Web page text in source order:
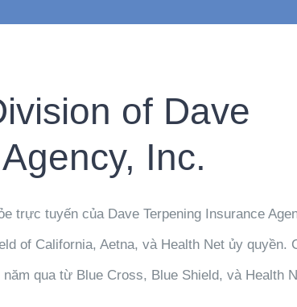
of Dave
Inc.
trực tuyến của Dave Terpening Insurance
of California, Aetna, và Health Net ủy quyền.
qua từ Blue Cross, Blue Shield, và Health